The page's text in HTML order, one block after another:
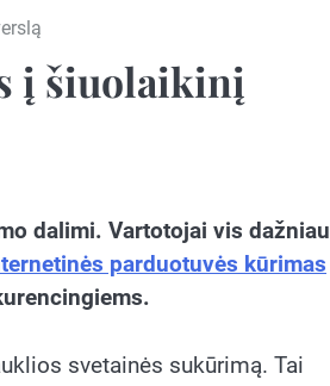
į šiuolaikinį
dalimi. Vartotojai vis dažniau
parduotuvės kūrimas
svetainės sukūrimą. Tai